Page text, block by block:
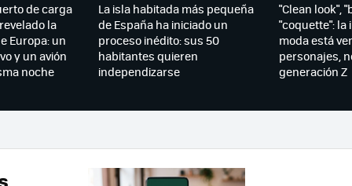
de carga
la
Europa: un
y un avión
noche
La isla habitada más pequeña
de España ha iniciado un
proceso inédito: sus 50
habitantes quieren
independizarse
"Clean look",
"coquette": la
moda está
personajes,
generación Z